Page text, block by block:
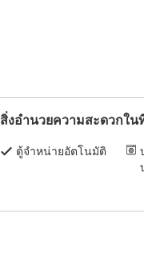
สิ่งอำนวยความสะดวกใน
ตู้จำหน่ายอัตโนมัติ